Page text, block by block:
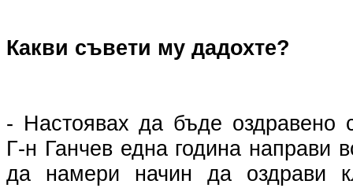
Какви съвети му дадохте?
- Настоявах да бъде оздравено
Г-н Ганчев една година направи
да намери начин да оздрави